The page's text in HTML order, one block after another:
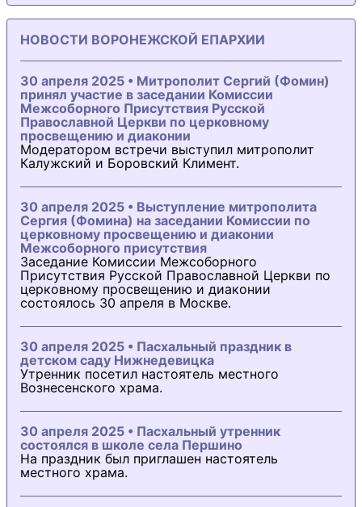
НОВОСТИ ВОРОНЕЖСКОЙ ЕПАРХИИ
30 апреля 2025 • Митрополит Сергий (Фомин)
принял участие в заседании Комиссии
Межсоборного Присутствия Русской
Православной Церкви по церковному
просвещению и диаконии
Модератором встречи выступил митрополит
Калужский и Боровский Климент.
30 апреля 2025 • Выступление митрополита
Сергия (Фомина) на заседании Комиссии по
церковному просвещению и диаконии
Межсоборного присутствия
Заседание Комиссии Межсоборного
Присутствия Русской Православной Церкви по
церковному просвещению и диаконии
состоялось 30 апреля в Москве.
30 апреля 2025 • Пасхальный праздник в
детском саду Нижнедевицка
Утренник посетил настоятель местного
Вознесенского храма.
30 апреля 2025 • Пасхальный утренник
состоялся в школе села Першино
На праздник был приглашен настоятель
местного храма.